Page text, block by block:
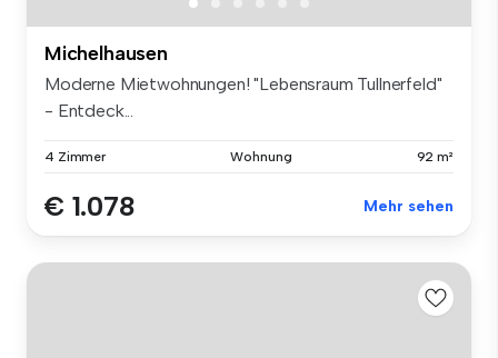
Michelhausen
Moderne Mietwohnungen! "Lebensraum Tullnerfeld"
- Entdeck...
4 Zimmer Wohnung 92 m²
€ 1.078 Mehr sehen